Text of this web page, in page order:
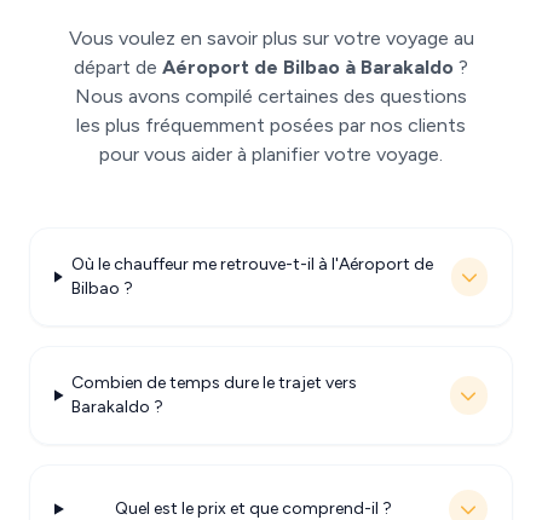
Vous voulez en savoir plus sur votre voyage au
départ de Aéroport de Bilbao à Barakaldo ?
Nous avons compilé certaines des questions
les plus fréquemment posées par nos clients
pour vous aider à planifier votre voyage.
Où le chauffeur me retrouve-t-il à l'Aéroport de
Bilbao ?
Combien de temps dure le trajet vers
Barakaldo ?
Quel est le prix et que comprend-il ?